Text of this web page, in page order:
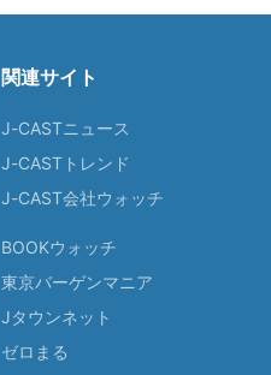
関連サイト
J-CASTニュース
J-CASTトレンド
J-CAST会社ウォッチ
BOOKウォッチ
東京バーゲンマニア
Jタウンネット
ゼロまる